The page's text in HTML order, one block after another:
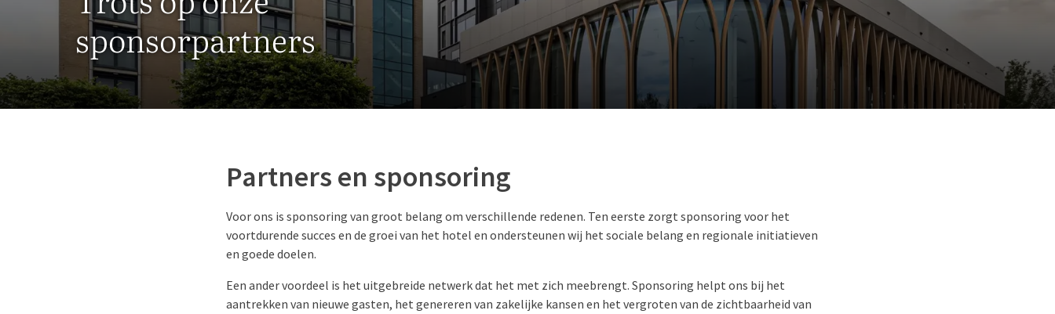
sponsorpartners
Partners en sponsoring
Voor ons is sponsoring van groot belang om verschillende redenen. Ten eerste zorgt sponsoring voor het
voortdurende succes en de groei van het hotel en ondersteunen wij het sociale belang en regionale initiatieven
en goede doelen.
Een ander voordeel is het uitgebreide netwerk dat het met zich meebrengt. Sponsoring helpt ons bij het
aantrekken van nieuwe gasten, het genereren van zakelijke kansen en het vergroten van de zichtbaarheid van